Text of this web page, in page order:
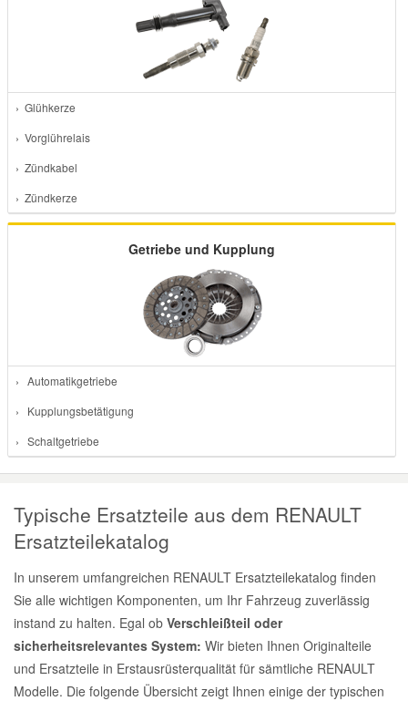
› Glühkerze
› Vorglührelais
› Zündkabel
› Zündkerze
Getriebe und Kupplung
› Automatikgetriebe
› Kupplungsbetätigung
› Schaltgetriebe
Typische Ersatzteile aus dem RENAULT
Ersatzteilekatalog
In unserem umfangreichen RENAULT Ersatzteilekatalog finden
Sie alle wichtigen Komponenten, um Ihr Fahrzeug zuverlässig
instand zu halten. Egal ob Verschleißteil oder
sicherheitsrelevantes System: Wir bieten Ihnen Originalteile
und Ersatzteile in Erstausrüsterqualität für sämtliche RENAULT
Modelle. Die folgende Übersicht zeigt Ihnen einige der typischen